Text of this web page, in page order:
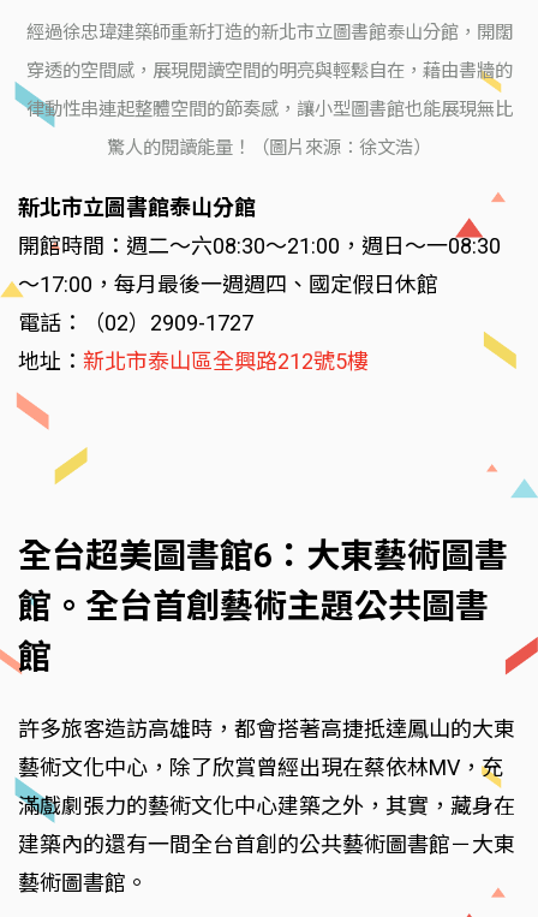
經過徐忠瑋建築師重新打造的新北市立圖書館泰山分館，開闊
穿透的空間感，展現閱讀空間的明亮與輕鬆自在，藉由書牆的
律動性串連起整體空間的節奏感，讓小型圖書館也能展現無比
驚人的閱讀能量！（圖片來源：徐文浩）
新北市立圖書館泰山分館
開館時間：週二～六08:30～21:00，週日～一08:30
～17:00，每月最後一週週四、國定假日休館
電話：（02）2909-1727
地址： 新北市泰山區全興路212號5樓
全台超美圖書館6：大東藝術圖書
館。全台首創藝術主題公共圖書
館
許多旅客造訪高雄時，都會搭著高捷抵達鳳山的大東
藝術文化中心，除了欣賞曾經出現在蔡依林MV，充
滿戲劇張力的藝術文化中心建築之外，其實，藏身在
建築內的還有一間全台首創的公共藝術圖書館－大東
藝術圖書館。